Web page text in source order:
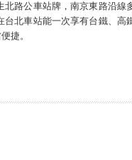
路公車站牌，南京東路沿線
北車站能一次享有台鐵、高
捷。